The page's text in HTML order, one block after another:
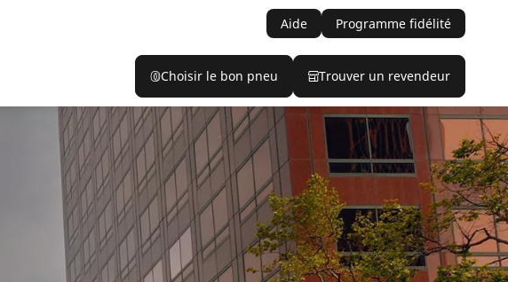
Aide Programme fidélité
Choisir le bon pneu Trouver un revendeur